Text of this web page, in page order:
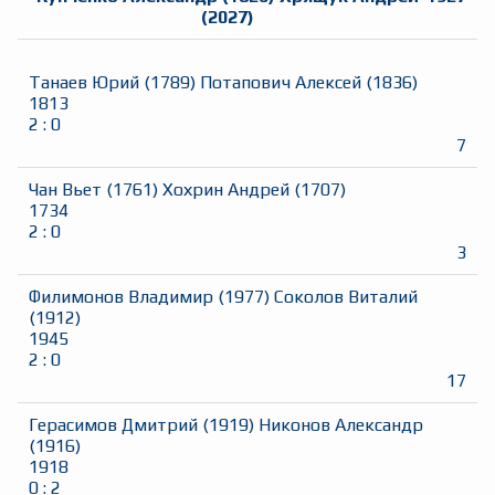
(2027)
Танаев Юрий (1789) Потапович Алексей (1836)
1813
2 : 0
7
Чан Вьет (1761) Хохрин Андрей (1707)
1734
2 : 0
3
Филимонов Владимир (1977) Соколов Виталий
(1912)
1945
2 : 0
17
Герасимов Дмитрий (1919) Никонов Александр
(1916)
1918
0 : 2